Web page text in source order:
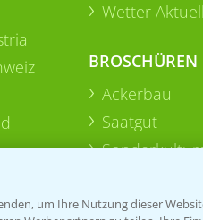
Wetter Aktuell
BROSCHÜREN
Ackerbau
Saatgut
um Ihre Nutzung dieser